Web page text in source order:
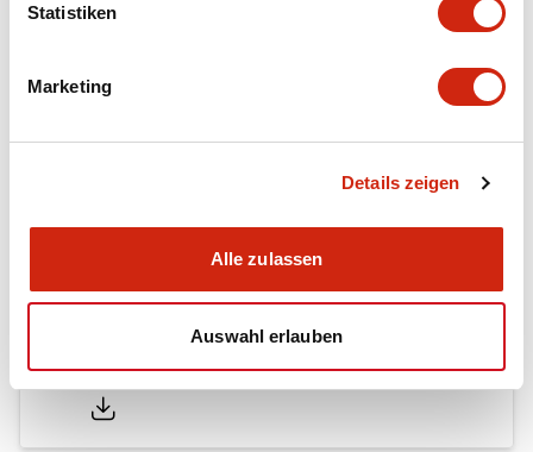
Statistiken
Marketing
Details zeigen
Alle zulassen
Auswahl erlauben
Programmable Logic Controllers FC6A
EP1631_FC6A_IOcartridge.pdf
17/11/2022.PDF559.13KB